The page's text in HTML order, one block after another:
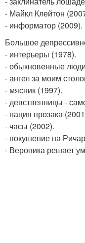
- Майкл Клейтон
- информатор (2009).
Большое
- интерьеры (1978).
- обыкновенные
- ангел за моим
- мясник (1997).
- девственницы -
- нация прозака
- часы (2002).
- покушение на
- Вероника решает